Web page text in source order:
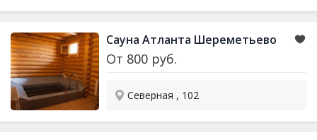
Сауна Атланта Шереметьево
От 800 руб.
Северная , 102